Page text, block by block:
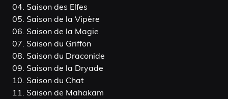
04. Saison des Elfes
05. Saison de la Vipère
06. Saison de la Magie
07. Saison du Griffon
08. Saison du Draconide
09. Saison de la Dryade
10. Saison du Chat
11. Saison de Mahakam